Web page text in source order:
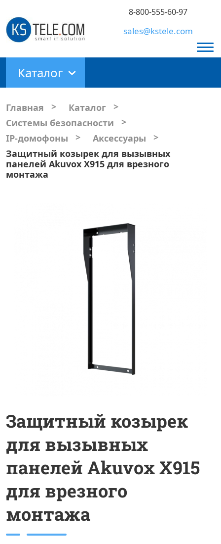
8-800-555-60-97
sales@kstele.com
Каталог
Главная > Каталог
>
Системы безопасности
>
IP-домофоны
> Аксессуары
>
Защитный козырек для вызывных
панелей Akuvox X915 для врезного
монтажа
Защитный козырек
для вызывных
панелей Akuvox X915
для врезного
монтажа